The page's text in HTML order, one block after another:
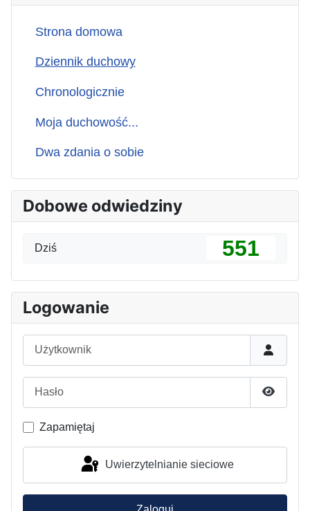
Strona domowa
Dziennik duchowy
Chronologicznie
Moja duchowość...
Dwa zdania o sobie
Dobowe odwiedziny
Dziś 551
Logowanie
Pokaż
Zapamiętaj
Uwierzytelnianie sieciowe